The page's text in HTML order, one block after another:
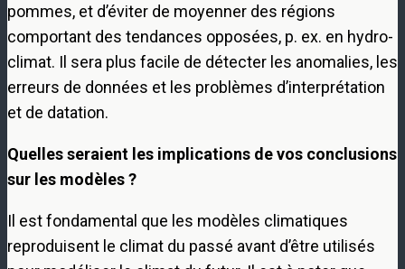
pommes, et d’éviter de moyenner des régions
comportant des tendances opposées, p. ex. en hydro-
climat. Il sera plus facile de détecter les anomalies, les
erreurs de données et les problèmes d’interprétation
et de datation.
Quelles seraient les implications de vos conclusions
sur les modèles ?
Il est fondamental que les modèles climatiques
reproduisent le climat du passé avant d’être utilisés